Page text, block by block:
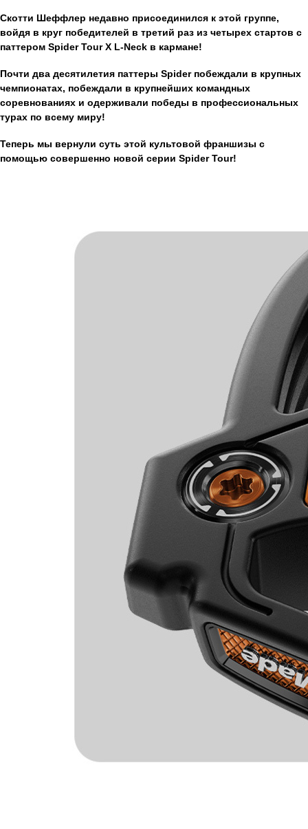
Скотти Шеффлер недавно присоединился к этой группе,
войдя в круг победителей в третий раз из четырех стартов с
паттером Spider Tour X L-Neck в кармане!
Почти два десятилетия паттеры Spider побеждали в крупных
чемпионатах, побеждали в крупнейших командных
соревнованиях и одерживали победы в профессиональных
турах по всему миру!
Теперь мы вернули суть этой культовой франшизы с
помощью совершенно новой серии Spider Tour!